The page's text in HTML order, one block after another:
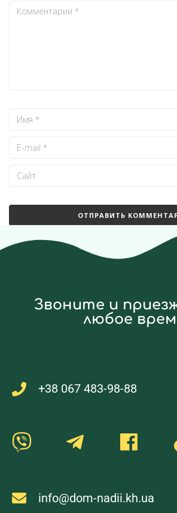
Звоните и
любое
+38 067 483-98-88
info@dom-nadii.kh.ua